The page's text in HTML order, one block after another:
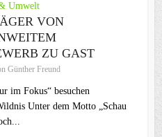
Umwelt
VON
ZU GAST
Günther Freund
im Fokus“ besuchen
Unter dem Motto „Schau